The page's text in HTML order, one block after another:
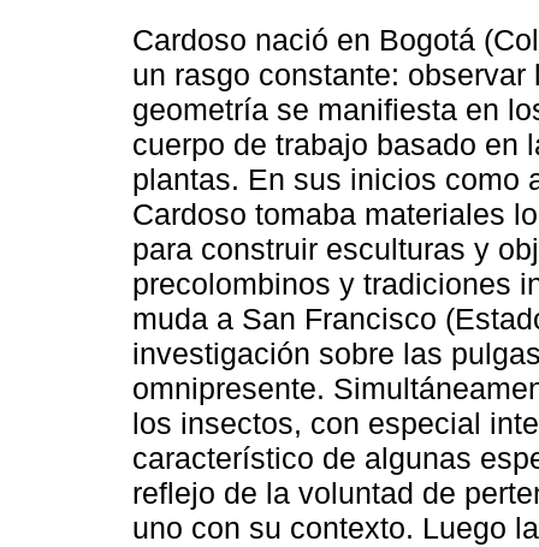
Cardoso nació en Bogotá
un rasgo constante:
geometría se manifiesta en
cuerpo de trabajo basado en
plantas. En sus inicios como
Cardoso tomaba materiales
para construir esculturas y
precolombinos y tradiciones
muda a San Francisco
investigación sobre las
omnipresente.
los insectos, con especial
característico de algunas
reflejo de la voluntad de
uno con su contexto. Luego